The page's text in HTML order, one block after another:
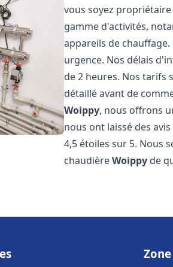
vous soyez
gamme d'activités,
appareils de
urgence. Nos délais
de 2 heures. Nos
détaillé avant de
Woippy, nous offrons
nous ont laissé des
4,5 étoiles sur 5. Nous
chaudièreWoippy de